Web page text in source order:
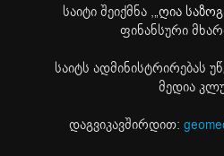
საიტი შეიქმნა ,„ღია
ფინანსური
საიტს ადმინისტრირებას
მედია
დაგვიკავშირდით: